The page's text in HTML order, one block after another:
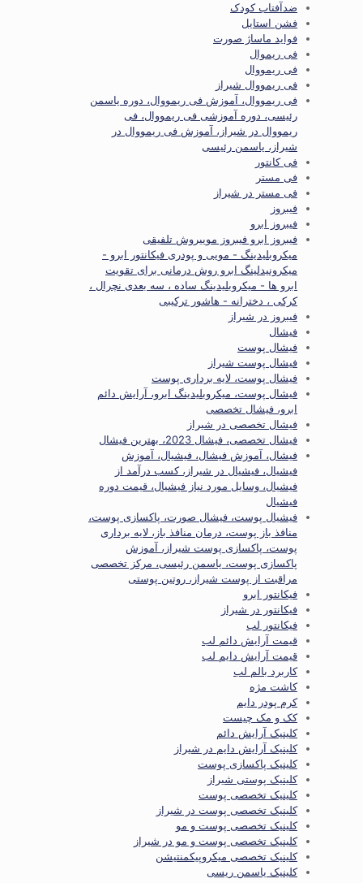
ضدآفتاب کودک
فشن استایل
فواید ماساژ صورت
فی ریموال
فی ریمووال
فی ریمووال شیراز
فی ریمووال، آموزش فی ریمووال، دوره یاسمن
رئیسی، دوره آموزشی فی ریمووال، فی
ریمووال در شیراز، آموزش فی ریمووال در
شیراز، یاسمن رئیسی
فی کانتور
فی مستر
فی مستر در شیراز
فیبروز
فیبروز ابرو
فیبروز ابرو فیبروز موییروش تلفیقی
میکروبلیدینگ - مویی و پودری فیکانتور ابرو -
میکرونیدلینگ ابرو روش درمانی برای تقویت
ابرو ها - میکروبلیدینگ ساده ، سه بعدی نچرال ،
کرکی ، دخترانه - هاشور ترکیبی
فیبروز در شیراز
فیشال
فیشال پوست
فیشال پوست شیراز
فیشال پوست، لایه برداری پوست
فیشال پوست، میکروبلیدینگ ابرو، آرایش دائم
ابرو، فیشال تخصصی
فیشال تخصصی در شیراز
فیشال تخصصی، فیشال 2023، بهترین فیشال
فیشال، آموزش فیشال، فیشیال، آموزش
فیشیال، فیشیال در شیراز، کسب درآمد از
فیشیال، وسایل مورد نیاز فیشیال، قیمت دوره
فیشیال
فیشیال پوست، فیشال صورت، پاکسازی پوست،
منافذ باز پوست، درمان منافذ باز، لایه برداری
پوست، پاکسازی پوست شیراز، آموزش
پاکسازی پوست، یاسمن رئیسی، مرکز تخصصی
مراقبت از پوست شیراز، روتین پوستی
فیکانتور ابرو
فیکانتور در شیراز
فیکانتور لب
قیمت آرایش دائم لب
قیمت آرایش دایم لب
کاربرد بالم لب
کاشت مژه
کرم پودر دایم
کک و مک چیست
کلینیک آرایش دائم
کلینیک آرایش دایم در شیراز
کلینیک پاکسازی پوست
کلینیک پوستی شیراز
کلینیک تخصصی پوست
کلینیک تخصصی پوست در شیراز
کلینیک تخصصی پوست و مو
کلینیک تخصصی پوست و مو در شیراز
کلینیک تخصصی میکروپیکمنتیشن
کلینیک یاسمن ریسی